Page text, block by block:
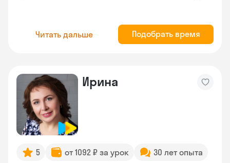
Читать дальше Подобрать время
Ирина
5 от 1092 ₽ за урок 30 лет опыта